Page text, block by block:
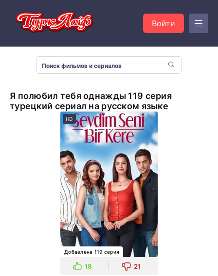
Войти
Я полюбил тебя однажды 119 серия
турецкий сериал на русском языке
HD
Добавлена 119 серия
18 21